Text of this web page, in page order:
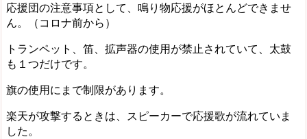
応援団の注意事項として、 鳴り物応援がほとんどできませ
ん。（コロナ前から）
トランペット、笛、拡声器の使用が禁止されていて、太鼓
も１つだけです。
旗の使用にまで制限があります。
楽天が攻撃するときは、スピーカーで応援歌が流れていま
した。